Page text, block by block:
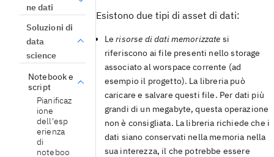
ne dati
Soluzioni di
data
science
Notebook e
script
Pianificaz
ione
dell'esp
erienza
di
noteboo
Esistono due tipi di asset di dati:
Lerisorse di dati memorizzate si
riferiscono ai file presenti nello storage
associato al worspace corrente (ad
esempio il progetto). La libreria può
caricare e salvare questi file. Per dati più
grandi di un megabyte, questa operazione
non è consigliata. La libreria richiede che i
dati siano conservati nella memoria nella
sua interezza, il che potrebbe essere